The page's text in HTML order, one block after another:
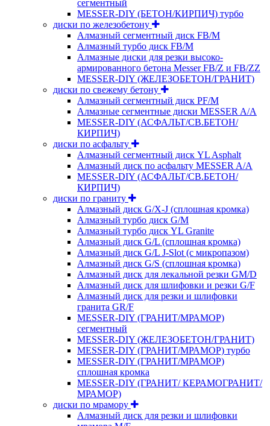
сегментный
MESSER-DIY (БЕТОН/КИРПИЧ) турбо
диски по железобетону
Алмазный сегментный диск FB/M
Алмазный турбо диск FB/M
Алмазные диски для резки высоко-
армированного бетона Messer FB/Z и FB/ZZ
MESSER-DIY (ЖЕЛЕЗОБЕТОН/ГРАНИТ)
диски по свежему бетону
Алмазный сегментный диск PF/M
Алмазные сегментные диски MESSER A/A
MESSER-DIY (АСФАЛЬТ/СВ.БЕТОН/
КИРПИЧ)
диски по асфальту
Алмазный сегментный диск YL Asphalt
Алмазный диск по асфальту MESSER A/A
MESSER-DIY (АСФАЛЬТ/СВ.БЕТОН/
КИРПИЧ)
диски по граниту
Алмазный диск G/X-J (сплошная кромка)
Алмазный турбо диск G/M
Алмазный турбо диск YL Granite
Алмазный диск G/L (сплошная кромка)
Алмазный диск G/L J-Slot (с микропазом)
Алмазный диск G/S (сплошная кромка)
Алмазный диск для лекальной резки GM/D
Алмазный диск для шлифовки и резки G/F
Алмазный диск для резки и шлифовки
гранита GR/F
MESSER-DIY (ГРАНИТ/МРАМОР)
сегментный
MESSER-DIY (ЖЕЛЕЗОБЕТОН/ГРАНИТ)
MESSER-DIY (ГРАНИТ/МРАМОР) турбо
MESSER-DIY (ГРАНИТ/МРАМОР)
сплошная кромка
MESSER-DIY (ГРАНИТ/ КЕРАМОГРАНИТ/
МРАМОР)
диски по мрамору
Алмазный диск для резки и шлифовки